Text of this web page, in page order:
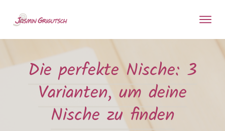
Die perfekte Nische: 3
Varianten, um deine
Nische zu finden